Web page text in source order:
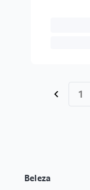
chevron_left 1
Beleza